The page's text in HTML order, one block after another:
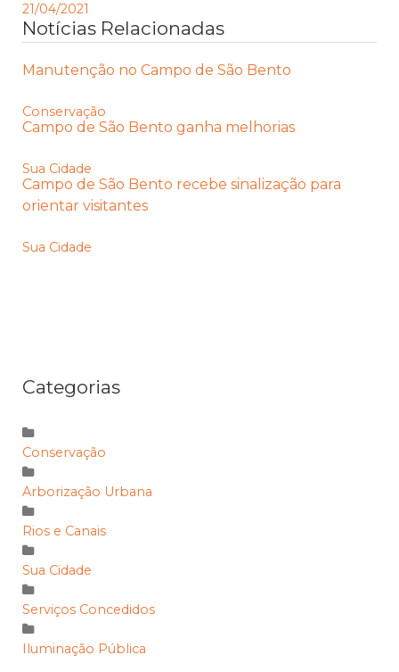
21/04/2021
Notícias Relacionadas
Manutenção no Campo de São Bento
Conservação
Campo de São Bento ganha melhorias
Sua Cidade
Campo de São Bento recebe sinalização para
orientar visitantes
Sua Cidade
Categorias
Conservação
Arborização Urbana
Rios e Canais
Sua Cidade
Serviços Concedidos
Iluminação Pública